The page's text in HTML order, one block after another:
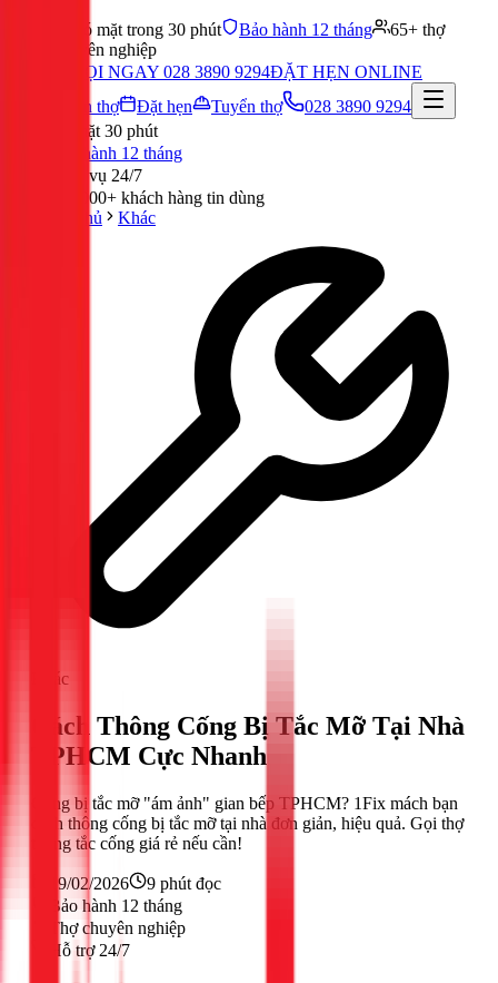
Có mặt trong 30 phút Bảo hành 12 tháng
65+ thợ
chuyên nghiệp
GỌI NGAY 028 3890 9294ĐẶT HẸN ONLINE
Tuyển thợ
Đặt hẹn Tuyển thợ
028 3890 9294
Có mặt 30 phút
Bảo hành 12 tháng
Phục vụ 24/7
300,000+ khách hàng tin dùng
Trang chủ
Khác
Khác
Cách Thông Cống Bị Tắc Mỡ Tại Nhà
TPHCM Cực Nhanh
Cống bị tắc mỡ "ám ảnh" gian bếp TPHCM? 1Fix mách bạn
cách thông cống bị tắc mỡ tại nhà đơn giản, hiệu quả. Gọi thợ
thông tắc cống giá rẻ nếu cần!
19/02/2026 9 phút đọc
Bảo hành 12 tháng
Thợ chuyên nghiệp
Hỗ trợ 24/7